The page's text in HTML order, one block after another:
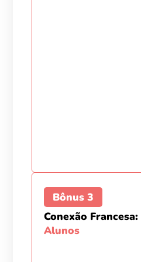
Bônus 3
Conexão Francesa:
Alunos